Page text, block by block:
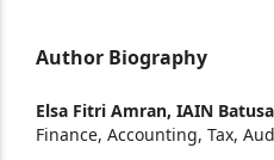
Author Biography
Elsa Fitri Amran, IAIN
Finance, Accounting, Tax,